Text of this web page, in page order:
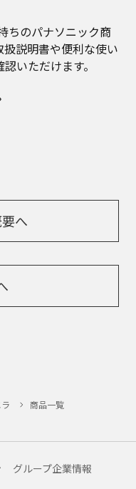
ちのパナソニック商
説明書や便利な使い
いただけます。
へ
商品一覧
グループ企業情報